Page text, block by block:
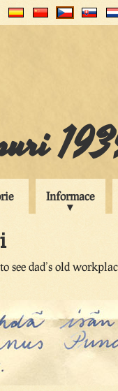
Informace
see dad’s old